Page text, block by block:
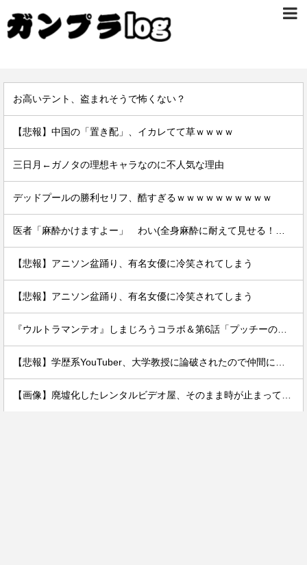
お高いテント、盗まれそうで怖くない？
【悲報】中国の「置き配」、イカレてて草ｗｗｗｗ
三日月←ガノタの理想キャラなのに不人気な理由
デッドプールの勝利セリフ、酷すぎるｗｗｗｗｗｗｗｗｗｗ
【悲報】アニソン盆踊り、有名女優に冷笑されてしまう
【悲報】アニソン盆踊り、有名女優に冷笑されてしまう